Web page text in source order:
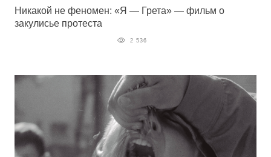
Никакой не феномен: «Я — Грета» — фильм о
закулисье протеста
2 536